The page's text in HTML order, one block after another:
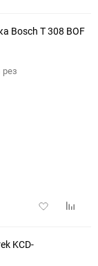
Добавить
KCD-